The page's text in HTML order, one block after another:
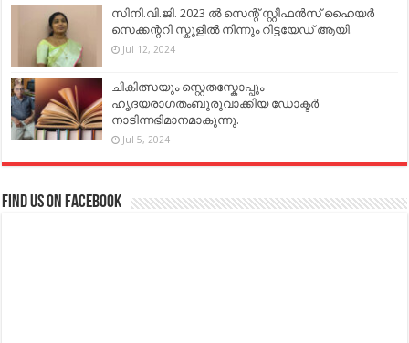
സിനി.വി.ജി. 2023 ൽ സെന്റ് സ്റ്റീഫൻസ് ഹൈയർ
സെക്കന്ററി സ്കൂളിൽ നിന്നും റിട്ടയേഡ് ആയി.
Jul 12, 2024
ചികിത്സയും സ്റ്റെതസ്കോപ്പും
ഹൃദയരാഗതംബുരുവാക്കിയ ഡോക്ടർ
നാടിന്നഭിമാനമാകുന്നു.
Jul 5, 2024
Find us on Facebook